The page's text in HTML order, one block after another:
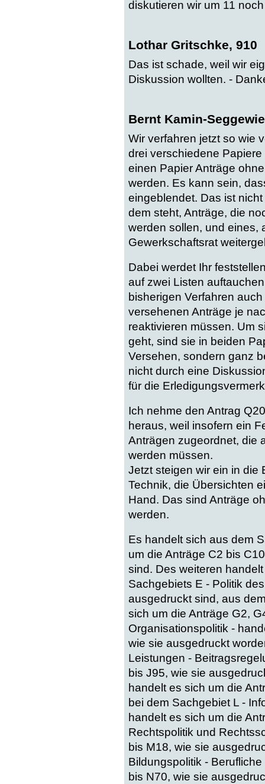
diskutieren wir um 11
Lothar Gritschke, 910
Das ist schade, weil wir
Diskussion wollten. -
Bernt Kamin-
Wir verfahren jetzt so wie
drei verschiedene
einen Papier Anträge
werden. Es kann sein,
eingeblendet. Das ist
dem steht, Anträge, die
werden sollen, und eines,
Gewerkschaftsrat
Dabei werdet Ihr
auf zwei Listen
bisherigen Verfahren
versehenen Anträge je
reaktivieren müssen. Um
geht, sind sie in beiden
Versehen, sondern ganz
nicht durch eine
für die
Ich nehme den Antrag
heraus, weil insofern ein
Anträgen zugeordnet, die
werden müssen.
Jetzt steigen wir ein in die
Technik, die Übersichten
Hand. Das sind Anträge
werden.
Es handelt sich aus dem
um die Anträge C2 bis
sind. Des weiteren
Sachgebiets E - Politik
ausgedruckt sind, aus
sich um die Anträge G2,
Organisationspolitik -
wie sie ausgedruckt
Leistungen -
bis J95, wie sie
handelt es sich um die
bei dem Sachgebiet L -
handelt es sich um die
Rechtspolitik und
bis M18, wie sie
Bildungspolitik -
bis N70, wie sie